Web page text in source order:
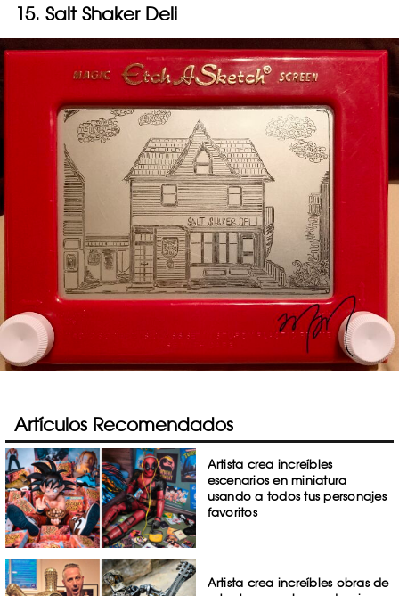
15. Salt Shaker Deli
Artículos Recomendados
Artista crea increíbles
escenarios en miniatura
usando a todos tus personajes
favoritos
Artista crea increíbles obras de